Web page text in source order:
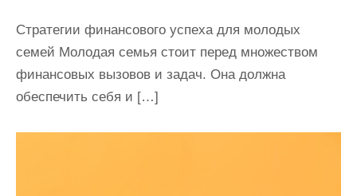
Стратегии финансового успеха для молодых
семей Молодая семья стоит перед множеством
финансовых вызовов и задач. Она должна
обеспечить себя и […]